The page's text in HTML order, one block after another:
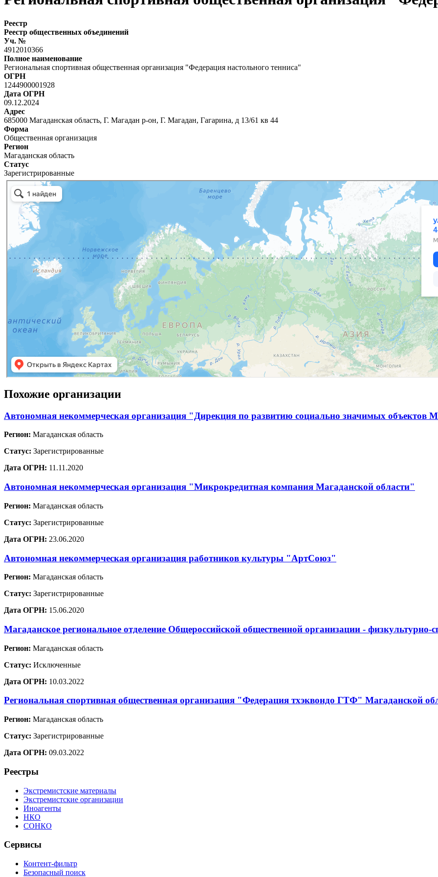
Реестр
Реестр общественных объединений
Уч. №
4912010366
Полное наименование
Региональная спортивная общественная организация "Федерация настольного тенниса"
ОГРН
1244900001928
Дата ОГРН
09.12.2024
Адрес
685000 Магаданская область, Г. Магадан р-он, Г. Магадан, Гагарина, д 13/61 кв 44
Форма
Общественная организация
Регион
Магаданская область
Статус
Зарегистрированные
Похожие организации
Автономная некоммерческая организация "Дирекция по развитию социально значимых объектов
Регион: Магаданская область
Статус: Зарегистрированные
Дата ОГРН: 11.11.2020
Автономная некоммерческая организация "Микрокредитная компания Магаданской области"
Регион: Магаданская область
Статус: Зарегистрированные
Дата ОГРН: 23.06.2020
Автономная некоммерческая организация работников культуры "АртСоюз"
Регион: Магаданская область
Статус: Зарегистрированные
Дата ОГРН: 15.06.2020
Магаданское региональное отделение Общероссийской общественной организации -
Регион: Магаданская область
Статус: Исключенные
Дата ОГРН: 10.03.2022
Региональная спортивная общественная организация "Федерация тхэквондо ГТФ" Магаданской
Регион: Магаданская область
Статус: Зарегистрированные
Дата ОГРН: 09.03.2022
Реестры
Экстремистские материалы
Экстремистские организации
Иноагенты
НКО
СОНКО
Сервисы
Контент-фильтр
Безопасный поиск